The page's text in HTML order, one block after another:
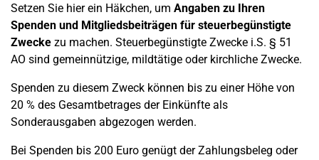
Setzen Sie hier ein Häkchen, um Angaben zu Ihren
Spenden und Mitgliedsbeiträgen für steuerbegünstigte
Zwecke zu machen. Steuerbegünstigte Zwecke i.S. § 51
AO sind gemeinnützige, mildtätige oder kirchliche Zwecke.
Spenden zu diesem Zweck können bis zu einer Höhe von
20 % des Gesamtbetrages der Einkünfte als
Sonderausgaben abgezogen werden.
Bei Spenden bis 200 Euro genügt der Zahlungsbeleg oder